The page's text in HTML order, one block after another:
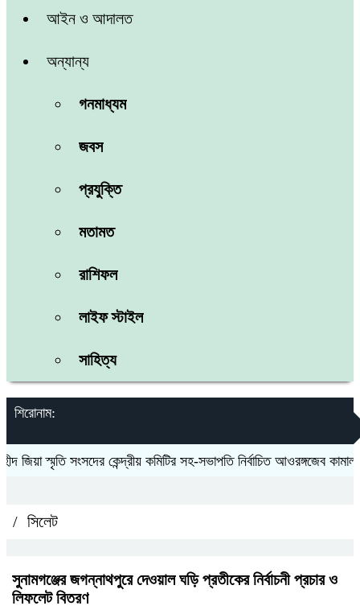
আইন ও আদালত
অন্যান্য
গনমাধ্যম
জবস
প্রযুক্তি
মতামত
রাশিফল
লাইফ স্টাইল
সাহিত্য
শিরোনাম:
স্মৃতি সংসদের কেন্দ্রীয় কমিটির সহ-সভাপতি নির্বাচিত আওরঙ্গজেব কামাল
/ সিলেট
সুনামগঞ্জের জগন্নাথপুরে দেওয়াল ঘড়ি প্রতীকের নির্বাচনী প্রচার ও
লিফলেট বিতরণ